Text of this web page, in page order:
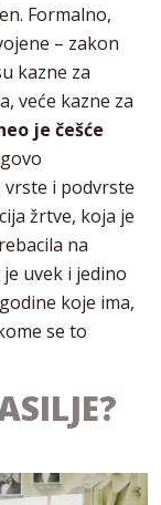
Formalno,
– zakon
kazne za
veće kazne za
je češće
i podvrste
žrtve, koja je
na
uvek i jedino
koje ima,
se to